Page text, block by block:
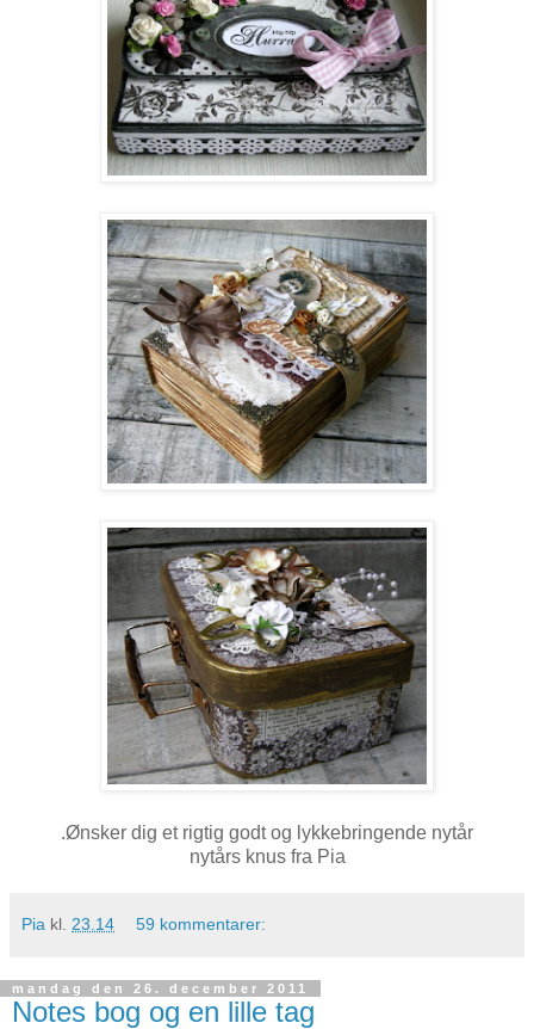
.Ønsker dig et rigtig godt og lykkebringende nytår
nytårs knus fra Pia
Pia kl. 23.14 59 kommentarer:
mandag den 26. december 2011
Notes bog og en lille tag